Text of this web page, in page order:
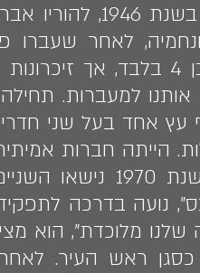
שלמה אברהם
כשהגיעו ארצה היה שלמה
למעברות. תחילה
אחד בעל שני
הייתה חברות
ז"ל דרך חברה
נועה בדרכה